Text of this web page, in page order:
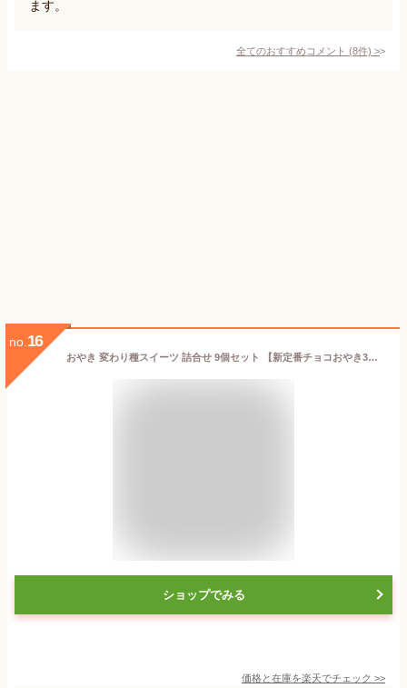
ます。
全てのおすすめコメント (8件) >
no. 16
おやき 変わり種スイーツ 詰合せ 9個セット 【新定番チョコおやき3種詰め合わせセット】【チョコレート 抹茶 ホワイトチョコ 】【信州 長野 長野県 お土産】 お取り寄せグルメ
ショップでみる
価格と在庫を楽天でチェック >>